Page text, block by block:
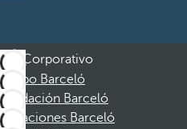
Corporativo
Grupo Barceló
Fundación Barceló
Vacaciones Barceló